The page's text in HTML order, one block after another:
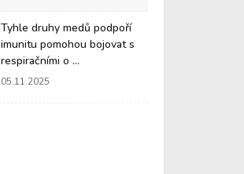
Tyhle druhy medů podpoří
imunitu pomohou bojovat s
respiračními o ...
05.11.2025